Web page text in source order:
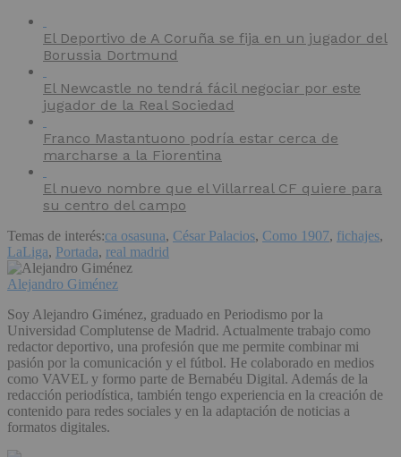
El Deportivo de A Coruña se fija en un jugador del
Borussia Dortmund
El Newcastle no tendrá fácil negociar por este
jugador de la Real Sociedad
Franco Mastantuono podría estar cerca de
marcharse a la Fiorentina
El nuevo nombre que el Villarreal CF quiere para
su centro del campo
Temas de interés:ca osasuna, César Palacios, Como 1907, fichajes,
LaLiga, Portada, real madrid
Alejandro Giménez
Soy Alejandro Giménez, graduado en Periodismo por la
Universidad Complutense de Madrid. Actualmente trabajo como
redactor deportivo, una profesión que me permite combinar mi
pasión por la comunicación y el fútbol. He colaborado en medios
como VAVEL y formo parte de Bernabéu Digital. Además de la
redacción periodística, también tengo experiencia en la creación de
contenido para redes sociales y en la adaptación de noticias a
formatos digitales.